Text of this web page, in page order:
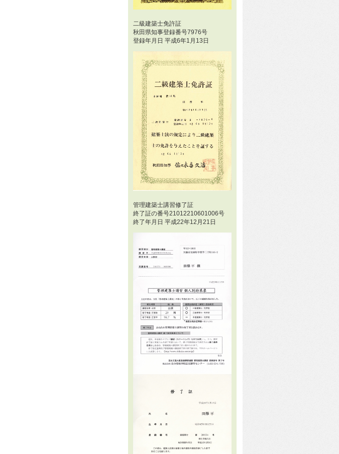
二級建築士免許証
秋田県知事登録番号7976号
登録年月日 平成6年1月13日
管理建築士講習修了証
終了証の番号21012210601006号
終了年月日 平成22年12月21日